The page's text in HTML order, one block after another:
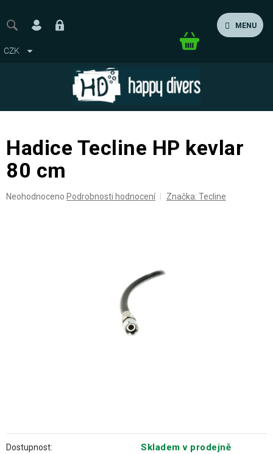
obsah
MENU
CZK
Nákupní
Hadice Tecline HP kevlar
80 cm
Průměrné
Neohodnoceno Podrobnosti hodnocení Značka: Tecline
Dostupnost: Skladem v prodejně